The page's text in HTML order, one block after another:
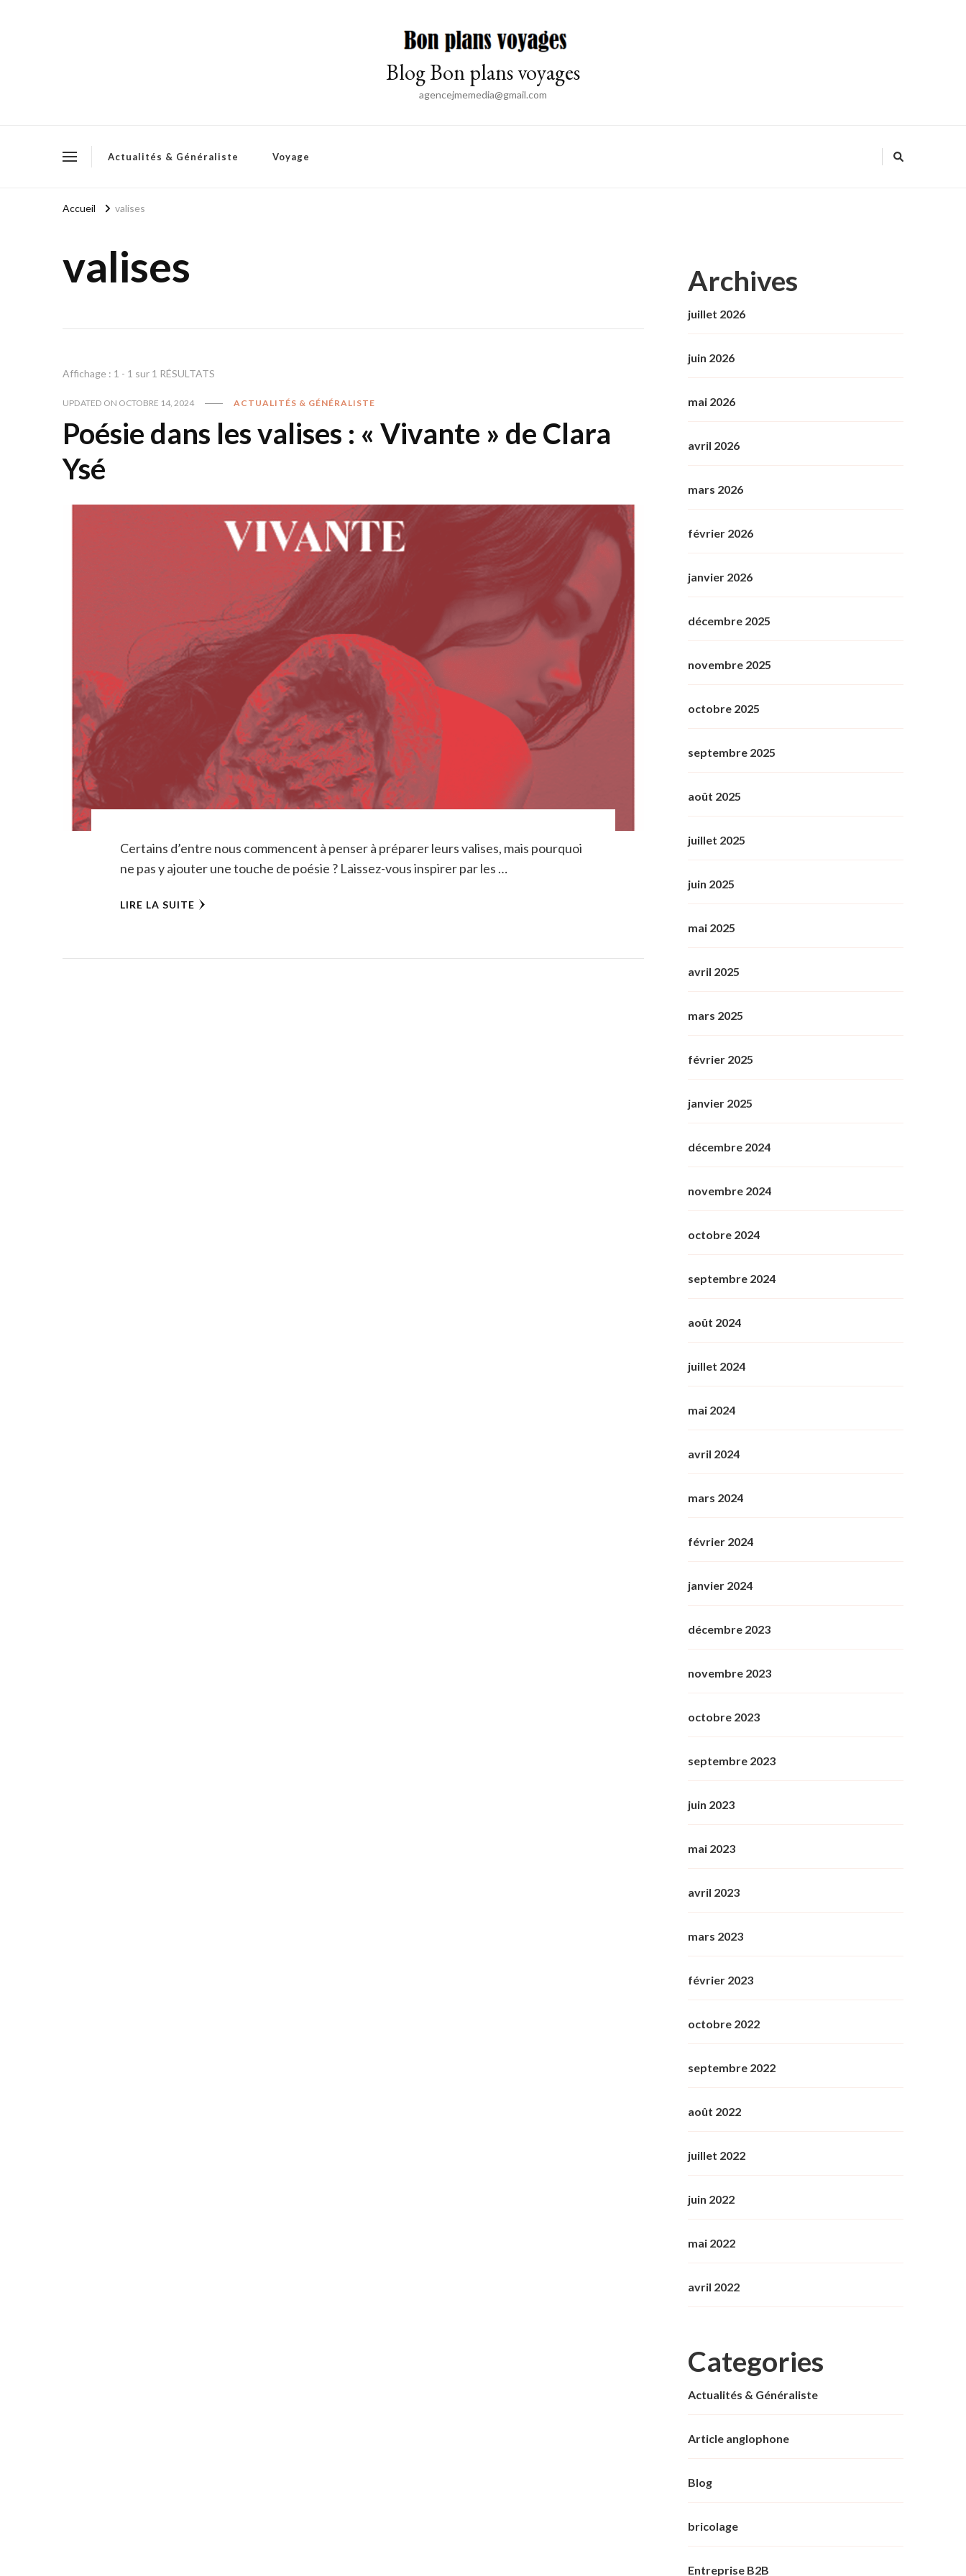
Blog Bon plans voyages
agencejmemedia@gmail.com
Actualités & Généraliste Voyage
Accueil valises
valises
Affichage : 1 - 1 sur 1 RÉSULTATS
UPDATED ON OCTOBRE 14, 2024 ACTUALITÉS & GÉNÉRALISTE
Poésie dans les valises : « Vivante » de Clara
Ysé
Certains d’entre nous commencent à penser à préparer leurs valises, mais pourquoi
ne pas y ajouter une touche de poésie ? Laissez-vous inspirer par les …
LIRE LA SUITE
Archives
juillet 2026
juin 2026
mai 2026
avril 2026
mars 2026
février 2026
janvier 2026
décembre 2025
novembre 2025
octobre 2025
septembre 2025
août 2025
juillet 2025
juin 2025
mai 2025
avril 2025
mars 2025
février 2025
janvier 2025
décembre 2024
novembre 2024
octobre 2024
septembre 2024
août 2024
juillet 2024
mai 2024
avril 2024
mars 2024
février 2024
janvier 2024
décembre 2023
novembre 2023
octobre 2023
septembre 2023
juin 2023
mai 2023
avril 2023
mars 2023
février 2023
octobre 2022
septembre 2022
août 2022
juillet 2022
juin 2022
mai 2022
avril 2022
Categories
Actualités & Généraliste
Article anglophone
Blog
bricolage
Entreprise B2B